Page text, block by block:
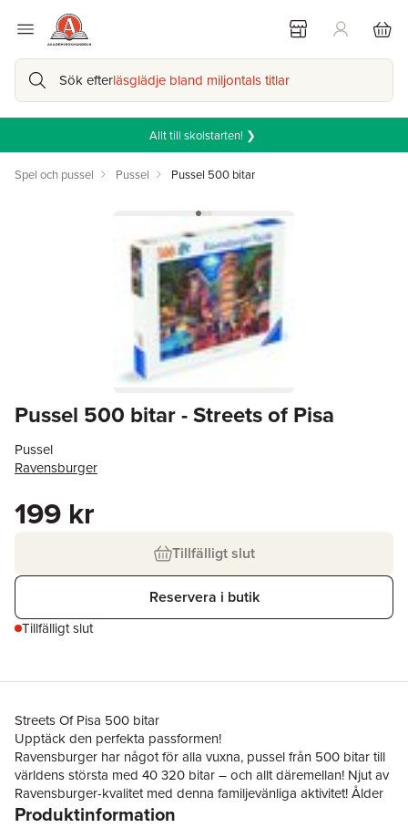
Sök efterläsglädje bland miljontals titlar
Allt till skolstarten! ❯
Spel och pussel Pussel Pussel 500 bitar
Pussel 500 bitar - Streets of Pisa
Pussel
Ravensburger
199 kr
Tillfälligt slut
Reservera i butik
Tillfälligt slut
Streets Of Pisa 500 bitar
Upptäck den perfekta passformen!
Ravensburger har något för alla vuxna, pussel från 500 bitar till
världens största med 40 320 bitar – och allt däremellan! Njut av
Ravensburger-kvalitet med denna familjevänliga aktivitet! Ålder
12+
Produktinformation